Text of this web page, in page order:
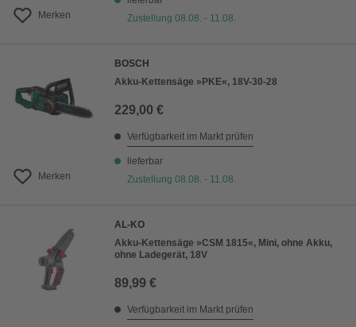
Merken
Zustellung 08.08. - 11.08.
Merken
BOSCH
Akku-Kettensäge »PKE«, 18V-30-28
229,00 €
Verfügbarkeit im Markt prüfen
lieferbar
Zustellung 08.08. - 11.08.
AL-KO
Akku-Kettensäge »CSM 1815«, Mini, ohne Akku,
ohne Ladegerät, 18V
89,99 €
Verfügbarkeit im Markt prüfen